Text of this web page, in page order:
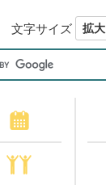
文字サイズ 拡大